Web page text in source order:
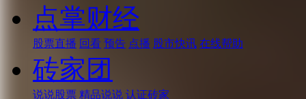
点掌财经
股票直播 回看 预告 点播 股市快讯 在线帮助
砖家团
说说股票 精品说说 认证砖家